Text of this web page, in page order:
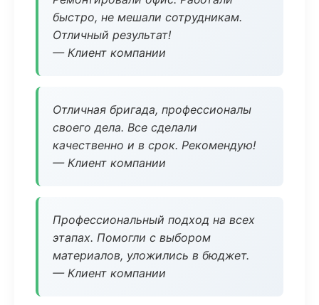
быстро, не мешали сотрудникам.
Отличный результат!
— Клиент компании
Отличная бригада, профессионалы
своего дела. Все сделали
качественно и в срок. Рекомендую!
— Клиент компании
Профессиональный подход на всех
этапах. Помогли с выбором
материалов, уложились в бюджет.
— Клиент компании